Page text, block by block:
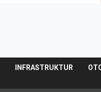
INFRASTRUKTUR